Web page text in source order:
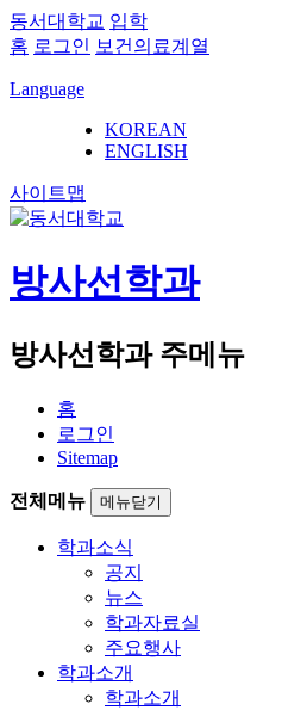
동서대학교 입학
홈 로그인 보건의료계열
Language
KOREAN
ENGLISH
사이트맵
방사선학과
방사선학과 주메뉴
홈
로그인
Sitemap
전체메뉴 메뉴닫기
학과소식
공지
뉴스
학과자료실
주요행사
학과소개
학과소개